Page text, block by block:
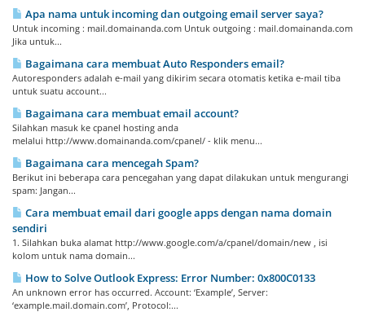
Apa nama untuk incoming dan outgoing email server saya?
Untuk incoming : mail.domainanda.com Untuk outgoing : mail.domainanda.com
Jika untuk...
Bagaimana cara membuat Auto Responders email?
Autoresponders adalah e-mail yang dikirim secara otomatis ketika e-mail tiba
untuk suatu account...
Bagaimana cara membuat email account?
Silahkan masuk ke cpanel hosting anda
melalui http://www.domainanda.com/cpanel/ - klik menu...
Bagaimana cara mencegah Spam?
Berikut ini beberapa cara pencegahan yang dapat dilakukan untuk mengurangi
spam: Jangan...
Cara membuat email dari google apps dengan nama domain
sendiri
1. Silahkan buka alamat http://www.google.com/a/cpanel/domain/new , isi
kolom untuk nama domain...
How to Solve Outlook Express: Error Number: 0x800C0133
An unknown error has occurred. Account: ‘Example’, Server:
‘example.mail.domain.com’, Protocol:...